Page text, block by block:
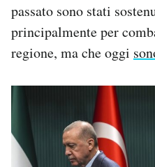
passato sono stati
principalmente per
regione, ma che oggi